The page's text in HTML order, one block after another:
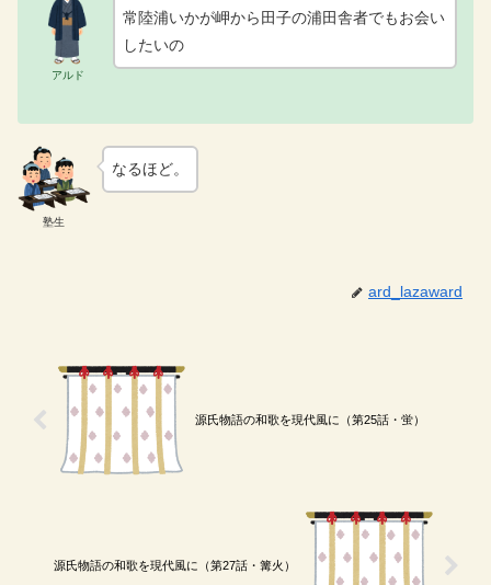
アルド
常陸浦いかが岬から田子の浦田舎者でもお会い
したいの
塾生
なるほど。
ard_lazaward
源氏物語の和歌を現代風に（第25話・蛍）
源氏物語の和歌を現代風に（第27話・篝火）